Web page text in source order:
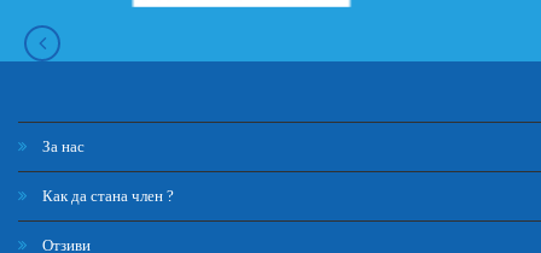
За нас
Как да стана член ?
Отзиви